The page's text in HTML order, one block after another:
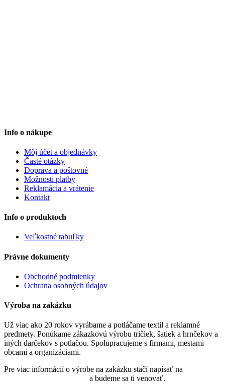
Info o nákupe
Môj účet a objednávky
Časté otázky
Doprava a poštovné
Možnosti platby
Reklamácia a vrátenie
Kontakt
Info o produktoch
Veľkostné tabuľky
Právne dokumenty
Obchodné podmienky
Ochrana osobných údajov
Výroba na zakázku
Už viac ako 20 rokov vyrábame a potláčame textil a reklamné
predmety. Ponúkame zákazkovú výrobu tričiek, šatiek a hrnčekov a
iných darčekov s potlačou. Spolupracujeme s firmami, mestami
obcami a organizáciami.
Pre viac informácií o výrobe na zakázku stačí napísať na
a budeme sa ti venovať.